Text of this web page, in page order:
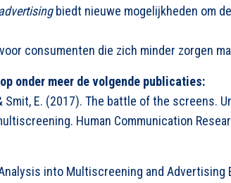
biedt nieuwe mogelijkheden om
consumenten die zich minder zorgen
onder meer de volgende publicaties:
Smit, E. (2017). The battle of the screens.
Human Communication
into Multiscreening and